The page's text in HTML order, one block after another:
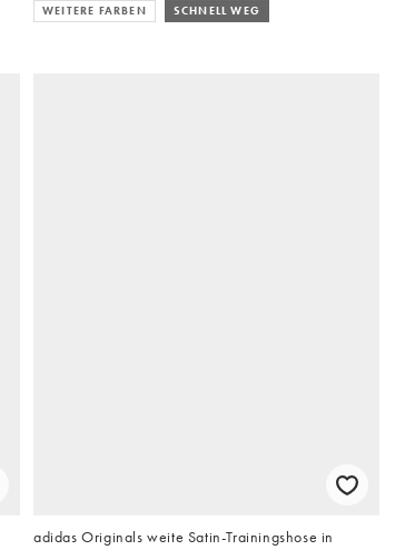
WEITERE FARBEN SCHNELL WEG
adidas Originals weite Satin-Trainingshose in